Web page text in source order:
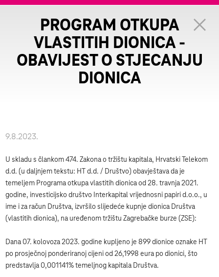
PROGRAM OTKUPA
VLASTITIH DIONICA -
OBAVIJEST O STJECANJU
DIONICA
9.8.2023.
U skladu s člankom 474. Zakona o tržištu kapitala, Hrvatski Telekom
d.d. (u daljnjem tekstu: HT d.d. / Društvo) obavještava da je
temeljem Programa otkupa vlastitih dionica od 28. travnja 2021.
godine, investicijsko društvo Interkapital vrijednosni papiri d.o.o., u
ime i za račun Društva, izvršilo slijedeće kupnje dionica Društva
(vlastitih dionica), na uređenom tržištu Zagrebačke burze (ZSE):
Dana 07. kolovoza 2023. godine kupljeno je 899 dionice oznake HT
po prosječnoj ponderiranoj cijeni od 26,1998 eura po dionici, što
predstavlja 0,001141% temeljnog kapitala Društva.